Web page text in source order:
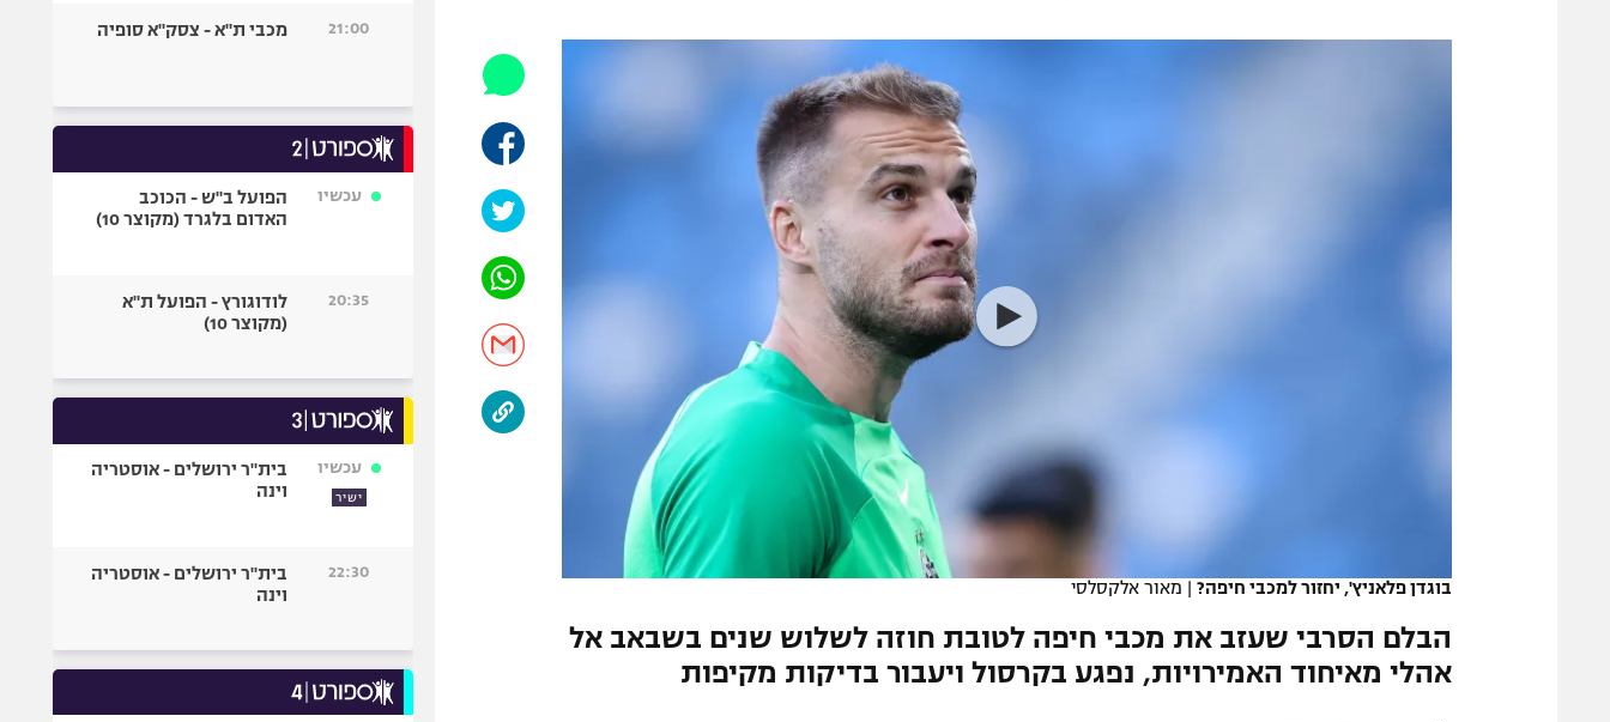
הפועל תל אביב
ליגה סינית
ליגה ברזילאית
ליגות נוספות
אופניים
כדורמים
פוטבול אמריקאי NFL
בייסבול MLB
ספורט אתגרי
גיימינג E-Sports
בוגדן פלאניץ', יחזור למכבי חיפה? | מאור אלקסלסי
הבלם הסרבי שעזב את מכבי חיפה לטובת חוזה לשלוש שנים בשבאב אל
אהלי מאיחוד האמירויות, נפגע בקרסול ויעבור בדיקות מקיפות
21:00 מכבי ת"א - צסק"א סופיה
עכשיו
הפועל ב"ש - הכוכב
האדום בלגרד (מקוצר 10)
20:35
לודוגורץ - הפועל ת"א
(מקוצר 10)
עכשיו
ישיר
בית"ר ירושלים - אוסטריה
וינה
22:30
בית"ר ירושלים - אוסטריה
וינה